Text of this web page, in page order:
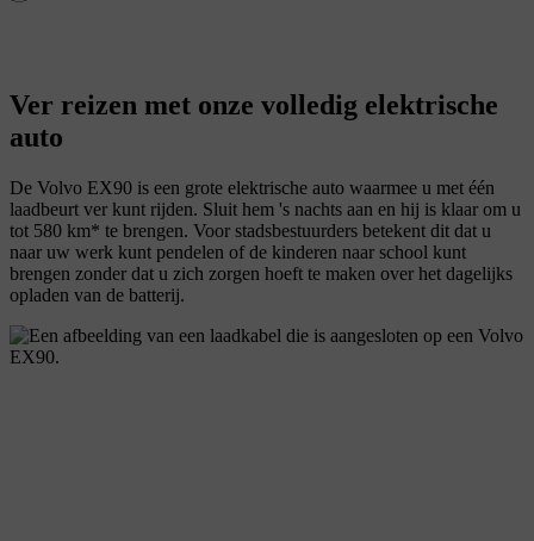
Ver reizen met onze volledig elektrische
auto
De Volvo EX90 is een grote elektrische auto waarmee u met één
laadbeurt ver kunt rijden. Sluit hem 's nachts aan en hij is klaar om u
tot 580 km* te brengen. Voor stadsbestuurders betekent dit dat u
naar uw werk kunt pendelen of de kinderen naar school kunt
brengen zonder dat u zich zorgen hoeft te maken over het dagelijks
opladen van de batterij.